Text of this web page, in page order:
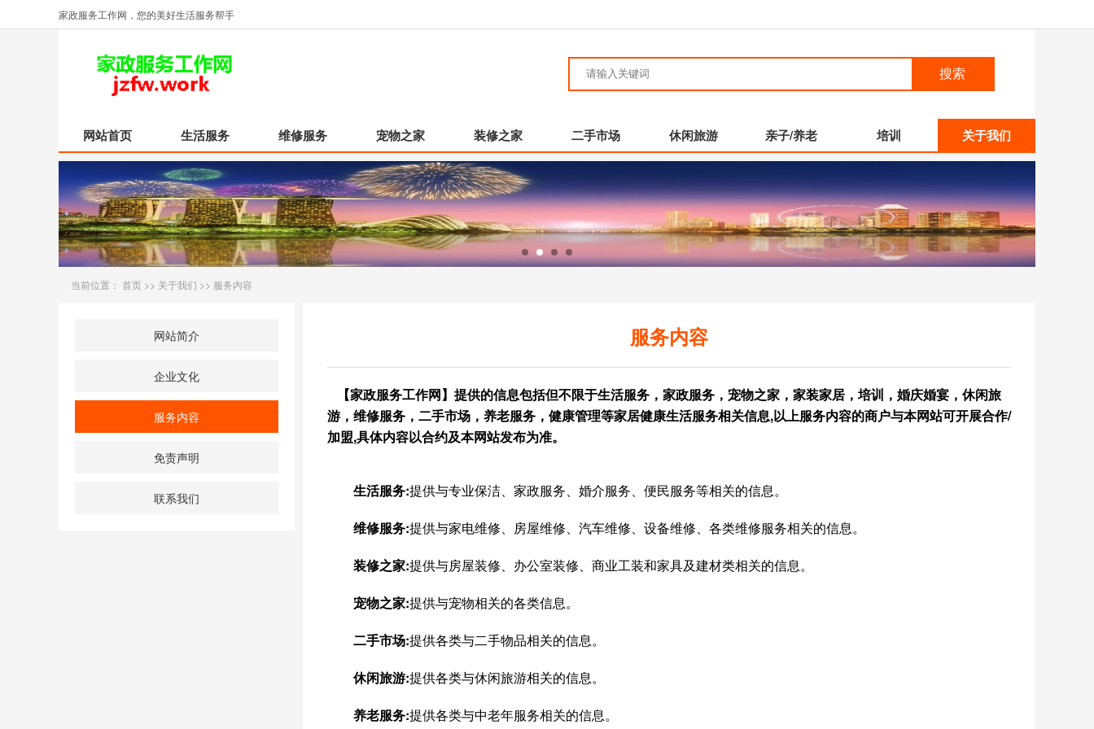
家政服务工作网，您的美好生活服务帮手
搜索
网站首页 生活服务 维修服务 宠物之家 装修之家 二手市场 休闲旅游 亲子/养老 培训 关于我们
当前位置： 首页 >> 关于我们 >> 服务内容
网站简介
企业文化
服务内容
免责声明
联系我们
服务内容
【家政服务工作网】提供的信息包括但不限于生活服务，家政服务，宠物之家，家装家居，培训，婚庆婚宴，休闲旅
游，维修服务，二手市场，养老服务，健康管理等家居健康生活服务相关信息,以上服务内容的商户与本网站可开展合作/
加盟,具体内容以合约及本网站发布为准。
生活服务:提供与专业保洁、家政服务、婚介服务、便民服务等相关的信息。
维修服务:提供与家电维修、房屋维修、汽车维修、设备维修、各类维修服务相关的信息。
装修之家:提供与房屋装修、办公室装修、商业工装和家具及建材类相关的信息。
宠物之家:提供与宠物相关的各类信息。
二手市场:提供各类与二手物品相关的信息。
休闲旅游:提供各类与休闲旅游相关的信息。
养老服务:提供各类与中老年服务相关的信息。